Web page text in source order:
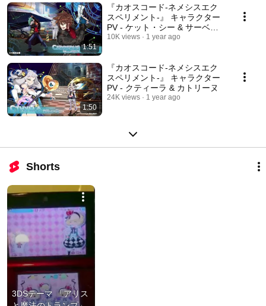
1:51
『カオスコード-ネメシスエク
スペリメント-』 キャラクター
PV - ケット・シー & サーベラ
ス
10K views 1 year ago
1:50
『カオスコード-ネメシスエク
スペリメント-』 キャラクター
PV - クティーラ & カトリーヌ
24K views 1 year ago
Shorts
3DSテーマ 「アリス